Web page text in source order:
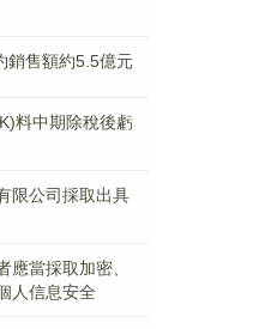
銷售額約5.5億元
料中期除稅後虧
限公司採取出具
應當採取加密、
人信息安全